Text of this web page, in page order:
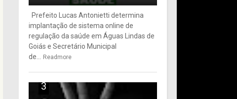
Prefeito Lucas Antonietti determina
implantação de sistema online de
regulação da saúde em Águas Lindas de
Goiás e Secretário Municipal
de...
Readmore
3